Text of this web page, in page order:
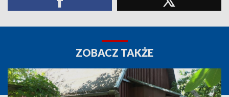
ZOBACZ TAKŻE